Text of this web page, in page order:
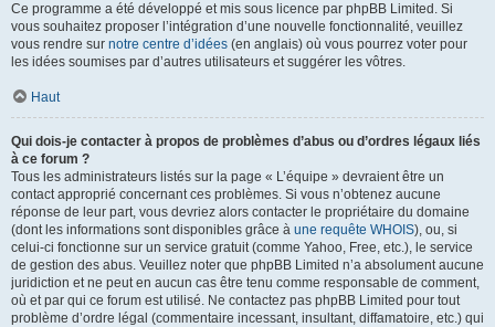
Ce programme a été développé et mis sous licence par phpBB Limited. Si
vous souhaitez proposer l’intégration d’une nouvelle fonctionnalité, veuillez
vous rendre sur notre centre d’idées (en anglais) où vous pourrez voter pour
les idées soumises par d’autres utilisateurs et suggérer les vôtres.
Haut
Qui dois-je contacter à propos de problèmes d’abus ou d’ordres légaux liés
à ce forum ?
Tous les administrateurs listés sur la page « L’équipe » devraient être un
contact approprié concernant ces problèmes. Si vous n’obtenez aucune
réponse de leur part, vous devriez alors contacter le propriétaire du domaine
(dont les informations sont disponibles grâce à une requête WHOIS), ou, si
celui-ci fonctionne sur un service gratuit (comme Yahoo, Free, etc.), le service
de gestion des abus. Veuillez noter que phpBB Limited n’a absolument aucune
juridiction et ne peut en aucun cas être tenu comme responsable de comment,
où et par qui ce forum est utilisé. Ne contactez pas phpBB Limited pour tout
problème d’ordre légal (commentaire incessant, insultant, diffamatoire, etc.) qui